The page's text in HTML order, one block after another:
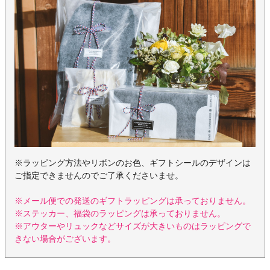
※ラッピング方法やリボンのお色、ギフトシールのデザインは
ご指定できませんのでご了承くださいませ。
※メール便での発送のギフトラッピングは承っておりません。
※ステッカー、福袋のラッピングは承っておりません。
※アウターやリュックなどサイズが大きいものはラッピングで
きない場合がございます。